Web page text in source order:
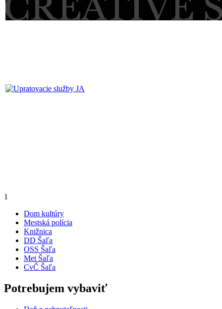
1
Dom kultúry
Mestská polícia
Knižnica
DD Šaľa
OSS Šaľa
Met Šaľa
CvČ Šaľa
Potrebujem vybaviť